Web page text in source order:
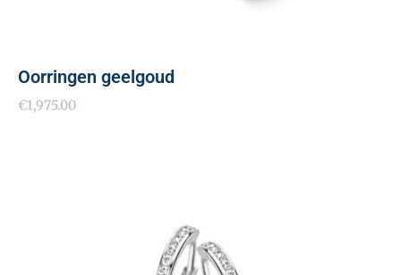
Oorringen geelgoud
€1,975.00